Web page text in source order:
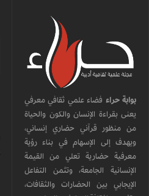
بوابة حراء فضاء علمي ثقافي معرفي
يعنى بقراءة الإنسان والكون والحياة
من منظور قرآني حضاري إنساني،
ويهدف إلى الإسهام في بناء رؤية
معرفية حضارية تعلي من القيمة
الإنسانية الجامعة، وتثمن التفاعل
الإيجابي بين الحضارات والثقافات،